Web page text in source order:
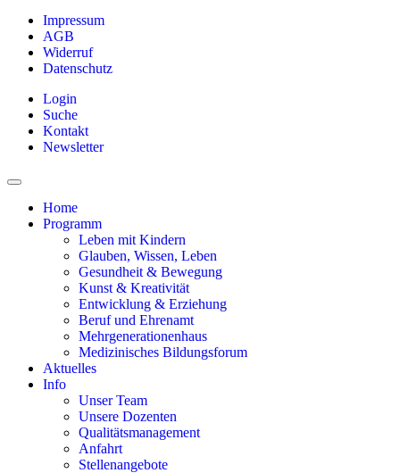
Impressum
AGB
Widerruf
Datenschutz
Login
Suche
Kontakt
Newsletter
Home
Programm
Leben mit Kindern
Glauben, Wissen, Leben
Gesundheit & Bewegung
Kunst & Kreativität
Entwicklung & Erziehung
Beruf und Ehrenamt
Mehrgenerationenhaus
Medizinisches Bildungsforum
Aktuelles
Info
Unser Team
Unsere Dozenten
Qualitätsmanagement
Anfahrt
Stellenangebote